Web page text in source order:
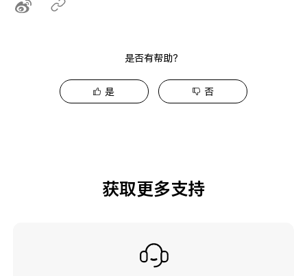
是否有帮助？
是 否
获取更多支持